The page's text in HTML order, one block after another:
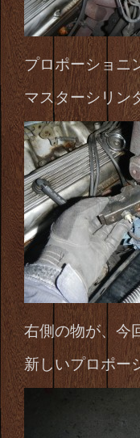
プロポーショニ
マスターシリン
右側の物が、今
新しいプロポー